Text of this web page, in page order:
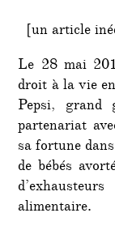
[un article
Le 28 mai
droit à la vie
Pepsi, grand
partenariat
sa fortune
de bébés
alimentaire.